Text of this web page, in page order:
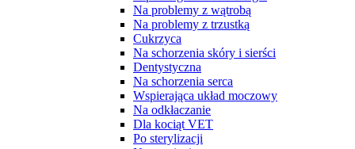
Na problemy z wątrobą
Na problemy z trzustką
Cukrzyca
Na schorzenia skóry i sierści
Dentystyczna
Na schorzenia serca
Wspierająca układ moczowy
Na odkłaczanie
Dla kociąt VET
Po sterylizacji